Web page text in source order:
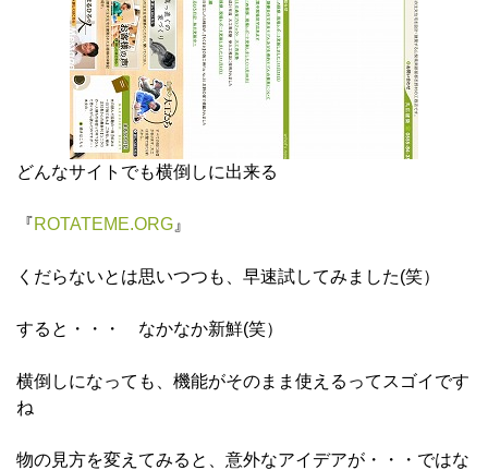
どんなサイトでも横倒しに出来る
『ROTATEME.ORG 』
くだらないとは思いつつも、早速試してみました(笑）
すると・・・ なかなか新鮮(笑）
横倒しになっても、機能がそのまま使えるってスゴイです
ね
物の見方を変えてみると、意外なアイデアが・・・ではな